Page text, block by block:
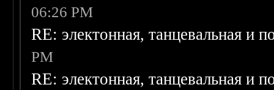
06:26 PM
RE: электонная, танцевальная и
PM
RE: электонная, танцевальная и